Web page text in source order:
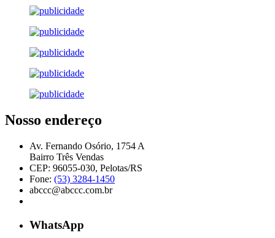
Nosso endereço
Av. Fernando Osório, 1754 A
Bairro Três Vendas
CEP: 96055-030, Pelotas/RS
Fone: (53) 3284-1450
abccc@abccc.com.br
WhatsApp